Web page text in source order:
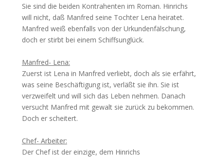
Sie sind die beiden Kontrahenten im Roman. Hinrichs
will nicht, daß Manfred seine Tochter Lena heiratet.
Manfred weiß ebenfalls von der Urkundenfälschung,
doch er stirbt bei einem Schiffsunglück.
Manfred- Lena:
Zuerst ist Lena in Manfred verliebt, doch als sie erfährt,
was seine Beschäftigung ist, verläßt sie ihn. Sie ist
verzweifelt und will sich das Leben nehmen. Danach
versucht Manfred mit gewalt sie zurück zu bekommen.
Doch er scheitert.
Chef- Arbeiter:
Der Chef ist der einzige, dem Hinrichs